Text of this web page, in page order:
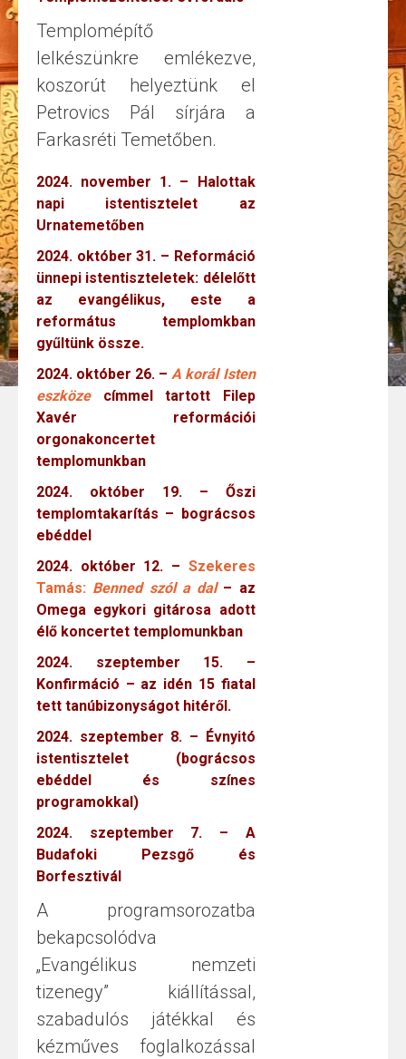
Templomépítő
lelkészünkre emlékezve,
koszorút helyeztünk el
Petrovics Pál sírjára a
Farkasréti Temetőben.
2024. november 1. – Halottak
napi istentisztelet az
Urnatemetőben
2024. október 31. – Reformáció
ünnepi istentiszteletek: délelőtt
az evangélikus, este a
református templomkban
gyűltünk össze.
2024. október 26. – A korál Isten
eszközecímmel tartott Filep
Xavér reformációi
orgonakoncertet
templomunkban
2024. október 19. – Őszi
templomtakarítás – bográcsos
ebéddel
2024. október 12. – Szekeres
Tamás: Benned szól a dal– az
Omega egykori gitárosa adott
élő koncertet templomunkban
2024. szeptember 15. –
Konfirmáció – az idén 15 fiatal
tett tanúbizonyságot hitéről.
2024. szeptember 8. – Évnyitó
istentisztelet (bográcsos
ebéddel és színes
programokkal)
2024. szeptember 7. – A
Budafoki Pezsgő és
Borfesztivál
A programsorozatba
bekapcsolódva
„Evangélikus nemzeti
tizenegy” kiállítással,
szabadulós játékkal és
kézműves foglalkozással